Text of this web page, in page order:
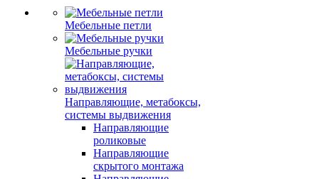
Мебельные петли
Мебельные ручки
Направляющие, метабоксы,
системы выдвижения
Направляющие
роликовые
Направляющие
скрытого монтажа